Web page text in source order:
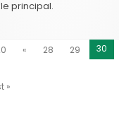
principal.
« 28 29 30
»